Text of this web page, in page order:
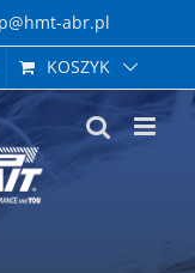
abr.pl
KOSZYK